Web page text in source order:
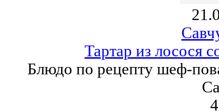
Тартар из лосося
Блюдо по рецепту шеф-